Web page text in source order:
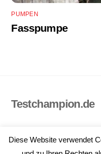
PUMPEN
Fasspumpe
Testchampion.de
Testchampion.de 2026
Diese Website verwendet